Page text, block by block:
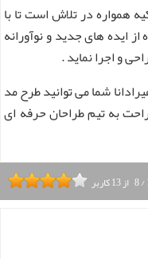
همواره در تلاش است تا با
ایده‌ های جدید و نوآورانه
و اجرا نماید .
شما می توانید طرح مد
راحت به تیم طراحان حرفه‌ ای
8/ از13کاربر